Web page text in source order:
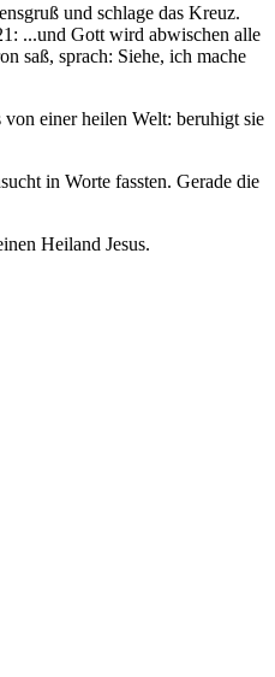
und schlage das Kreuz.
...und Gott wird abwischen alle
saß, sprach: Siehe, ich mache
einer heilen Welt: beruhigt sie
in Worte fassten. Gerade die
Heiland Jesus.